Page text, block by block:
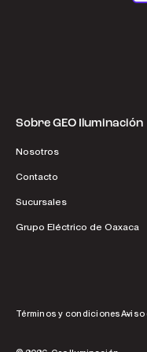
Sobre GEO Iluminación
Nosotros
Contacto
Sucursales
Grupo Eléctrico de Oaxaca
Términos y condicionesAviso